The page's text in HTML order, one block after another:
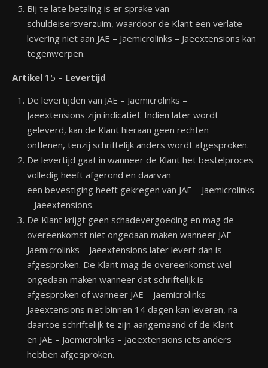
Bij te late betaling is er sprake van
schuldeisersverzuim, waardoor de Klant een verlate
levering niet aan JAE – Jaemicrolinks – Jaeextensions kan
tegenwerpen.
Artikel 15 – Levertijd
De levertijden van JAE – Jaemicrolinks –
Jaeextensions zijn indicatief. Indien later wordt
geleverd, kan de Klant hieraan geen rechten
ontlenen, tenzij schriftelijk anders wordt afgesproken.
De levertijd gaat in wanneer de Klant het bestelproces
volledig heeft afgerond en daarvan
een bevestiging heeft gekregen van JAE – Jaemicrolinks
– Jaeextensions.
De Klant krijgt geen schadevergoeding en mag de
overeenkomst niet ongedaan maken wanneer JAE –
Jaemicrolinks – Jaeextensions later levert dan is
afgesproken. De Klant mag de overeenkomst wel
ongedaan maken wanneer dat schriftelijk is
afgesproken of wanneer JAE – Jaemicrolinks –
Jaeextensions niet binnen 14 dagen kan leveren, na
daartoe schriftelijk te zijn aangemaand of de Klant
en JAE – Jaemicrolinks – Jaeextensions iets anders
hebben afgesproken.